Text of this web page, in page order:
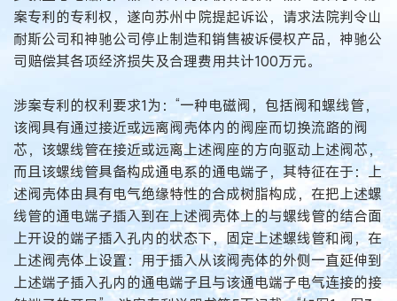
案专利的专利权，遂向苏州中院提起诉讼，请求法院判令山
耐斯公司和神驰公司停止制造和销售被诉侵权产品，神驰公
司赔偿其各项经济损失及合理费用共计100万元。
涉案专利的权利要求1为：“一种电磁阀，包括阀和螺线管，
该阀具有通过接近或远离阀壳体内的阀座而切换流路的阀
芯，该螺线管在接近或远离上述阀座的方向驱动上述阀芯，
而且该螺线管具备构成通电系的通电端子，其特征在于：上
述阀壳体由具有电气绝缘特性的合成树脂构成，在把上述螺
线管的通电端子插入到在上述阀壳体上的与螺线管的结合面
上开设的端子插入孔内的状态下，固定上述螺线管和阀，在
上述阀壳体上设置：用于插入从该阀壳体的外侧一直延伸到
上述端子插入孔内的通电端子且与该通电端子电气连接的接